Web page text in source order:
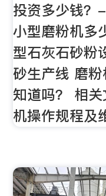
投资多少钱？
小型磨粉机多
型石灰石砂粉
砂生产线 磨
知道吗？ 相
机操作规程及